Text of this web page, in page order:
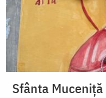
Sfânta